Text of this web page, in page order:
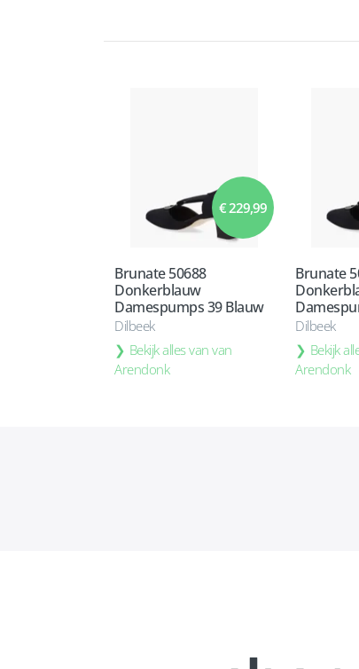
€ 229,99
Brunate 50688
Donkerblauw
Damespumps 39 Blauw
Dilbeek
Bekijk alles van van
Arendonk
Brunate
Dilbeek
Bekijk
Arendonk